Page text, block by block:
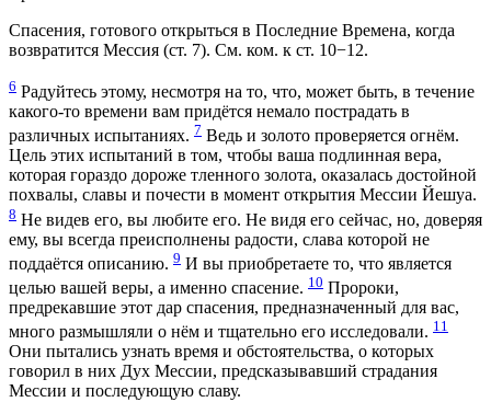
Спасения, готового открыться в Последние Времена, когда
возвратится Мессия (ст. 7). См. ком. к ст. 10−12.
6 Радуйтесь этому, несмотря на то, что, может быть, в течение
какого-то времени вам придётся немало пострадать в
различных испытаниях. 7 Ведь и золото проверяется огнём.
Цель этих испытаний в том, чтобы ваша подлинная вера,
которая гораздо дороже тленного золота, оказалась достойной
похвалы, славы и почести в момент открытия Мессии Йешуа.
8 Не видев его, вы любите его. Не видя его сейчас, но, доверяя
ему, вы всегда преисполнены радости, слава которой не
поддаётся описанию. 9 И вы приобретаете то, что является
целью вашей веры, а именно спасение. 10 Пророки,
предрекавшие этот дар спасения, предназначенный для вас,
много размышляли о нём и тщательно его исследовали. 11
Они пытались узнать время и обстоятельства, о которых
говорил в них Дух Мессии, предсказывавший страдания
Мессии и последующую славу.